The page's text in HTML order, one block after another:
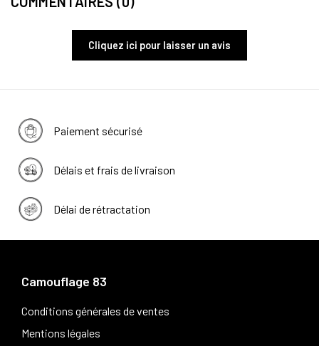
Cliquez ici pour laisser un avis
Paiement sécurisé
Délais et frais de livraison
Délai de rétractation
Camouflage 83
Conditions générales de ventes
Mentions légales